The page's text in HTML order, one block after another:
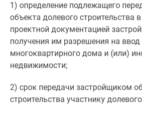
Москве
Программа
реновации
Москве
Новостройки
класса
Новостройки
1) определение подлежащего
объекта долевого строительства
проектной документацией
получения им разрешения на
многоквартирного дома и (или)
недвижимости;
2) срок передачи застройщиком
строительства участнику